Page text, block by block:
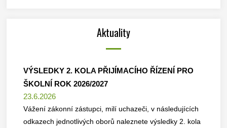
Aktuality
VÝSLEDKY 2. KOLA PŘIJÍMACÍHO ŘÍZENÍ PRO
ŠKOLNÍ ROK 2026/2027
23.6.2026
Vážení zákonní zástupci, milí uchazeči, v následujících
odkazech jednotlivých oborů naleznete výsledky 2. kola